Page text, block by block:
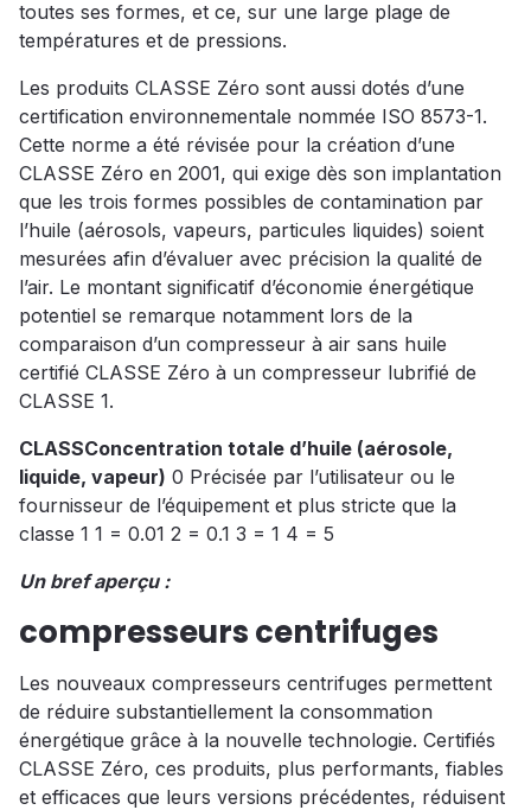
toutes ses formes, et ce, sur une large plage de
températures et de pressions.
Les produits CLASSE Zéro sont aussi dotés d’une
certification environnementale nommée ISO 8573-1.
Cette norme a été révisée pour la création d’une
CLASSE Zéro en 2001, qui exige dès son implantation
que les trois formes possibles de contamination par
l’huile (aérosols, vapeurs, particules liquides) soient
mesurées afin d’évaluer avec précision la qualité de
l’air. Le montant significatif d’économie énergétique
potentiel se remarque notamment lors de la
comparaison d’un compresseur à air sans huile
certifié CLASSE Zéro à un compresseur lubrifié de
CLASSE 1.
CLASSConcentration totale d’huile (aérosole,
liquide, vapeur) 0 Précisée par l’utilisateur ou le
fournisseur de l’équipement et plus stricte que la
classe 1 1 = 0.01 2 = 0.1 3 = 1 4 = 5
Un bref aperçu :
compresseurs centrifuges
Les nouveaux compresseurs centrifuges permettent
de réduire substantiellement la consommation
énergétique grâce à la nouvelle technologie. Certifiés
CLASSE Zéro, ces produits, plus performants, fiables
et efficaces que leurs versions précédentes, réduisent